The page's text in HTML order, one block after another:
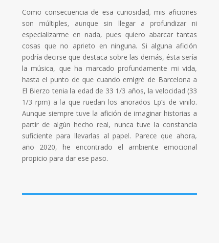
Como consecuencia de esa curiosidad, mis aficiones
son múltiples, aunque sin llegar a profundizar ni
especializarme en nada, pues quiero abarcar tantas
cosas que no aprieto en ninguna. Si alguna afición
podría decirse que destaca sobre las demás, ésta sería
la música, que ha marcado profundamente mi vida,
hasta el punto de que cuando emigré de Barcelona a
El Bierzo tenia la edad de 33 1/3 años, la velocidad (33
1/3 rpm) a la que ruedan los añorados Lp’s de vinilo.
Aunque siempre tuve la afición de imaginar historias a
partir de algún hecho real, nunca tuve la constancia
suficiente para llevarlas al papel. Parece que ahora,
año 2020, he encontrado el ambiente emocional
propicio para dar ese paso.